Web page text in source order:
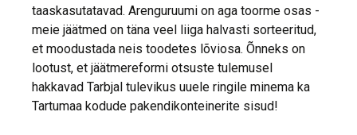
taaskasutatavad. Arenguruumi on aga toorme osas -
meie jäätmed on täna veel liiga halvasti sorteeritud,
et moodustada neis toodetes lõviosa. Õnneks on
lootust, et jäätmereformi otsuste tulemusel
hakkavad Tarbjal tulevikus uuele ringile minema ka
Tartumaa kodude pakendikonteinerite sisud!